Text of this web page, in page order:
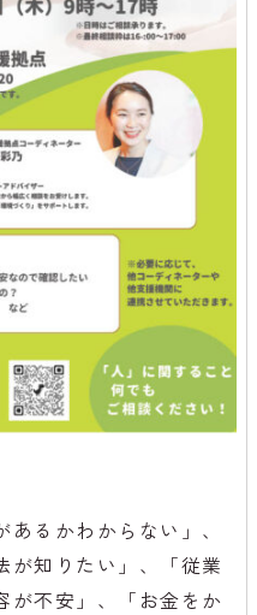
あるかわからない」、
が知りたい」、「従業
が不安」、「お金をか